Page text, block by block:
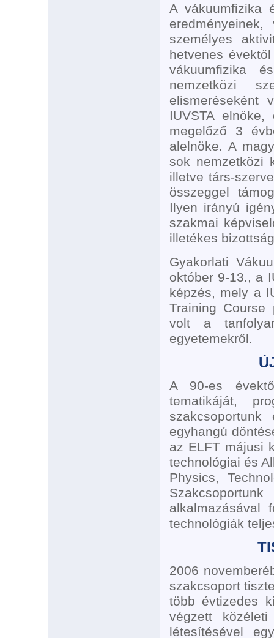
A vákuumfizika
személyes
hetvenes
vákuumfizika
nemzetközi
elismeréseként
IUVSTA
megelőző 3
alelnöke. A
sok nemzetközi
illetve társ-
összeggel
Ilyen irányú
szakmai
illetékes
Gyakorlati
október 9-13., a
képzés, mely a
Training Course
volt a
egyetemekről.
A 90-es
tematikáját,
egyhangú
az ELFT májusi
technológiai és
Physics,
alkalmazásával
technológiák
2006
szakcsoport
több évtizedes
végzett
létesítésével